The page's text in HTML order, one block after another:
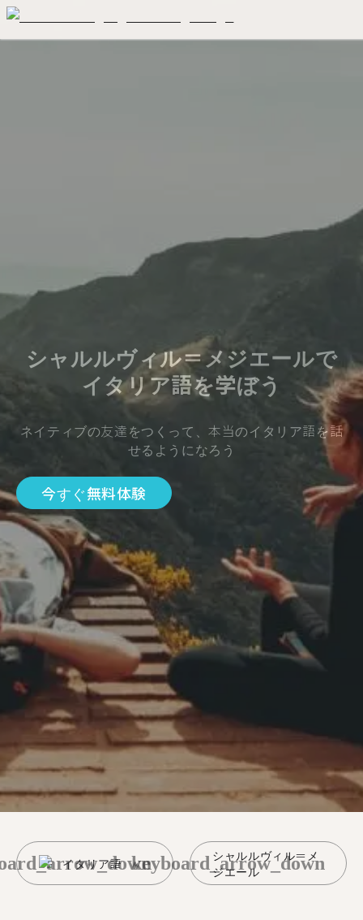
シャルルヴィル＝メジエールで
イタリア語を学ぼう
ネイティブの友達をつくって、本当のイタリア語を話
せるようになろう
今すぐ無料体験
イタリア語
シャルルヴィル＝メ
ジエール
keyboard_arrow_down